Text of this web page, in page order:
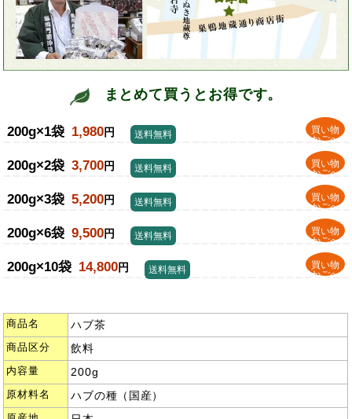
まとめて買うとお得です。
200g×1袋 1,980円
買い物
かごへ
送料無料
200g×2袋 3,700円
買い物
かごへ
送料無料
200g×3袋 5,200円
買い物
かごへ
送料無料
200g×6袋 9,500円
買い物
かごへ
送料無料
200g×10袋 14,800円
買い物
かごへ
送料無料
商品名 ハブ茶
商品区分 飲料
内容量 200g
原材料名 ハブの種（国産）